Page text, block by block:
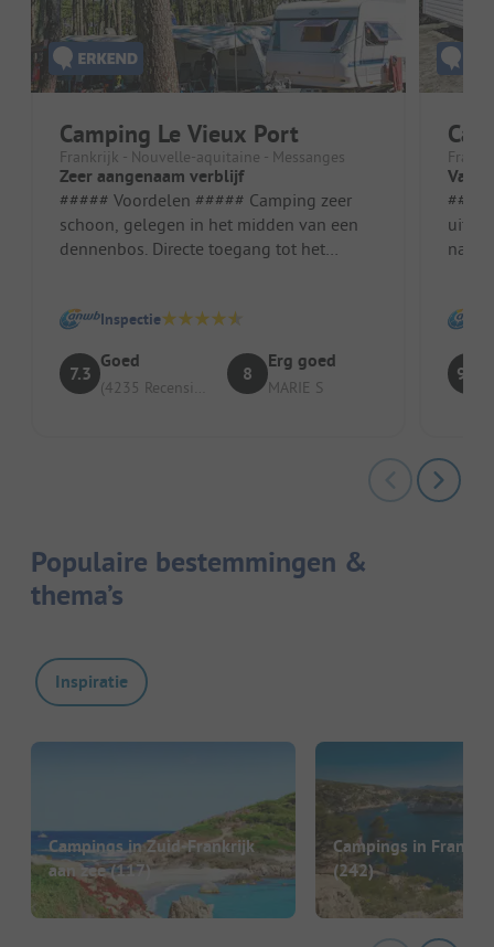
Camping Le Vieux Port
Frankrijk - Nouvelle-aquitaine - Messanges
Zeer aangenaam verblijf
##### Voordelen ##### Camping zeer
schoon, gelegen in het midden van een
dennenbos. Directe toegang tot het
Inspectie
7.3
Goed
(4235 Recensies)
8
Erg goed
MARIE S
#####
9.2
Populaire bestemmingen &
thema’s
Inspiratie
Campings in Zuid-Frankrijk
aan zee(117)
Campings in
(242)